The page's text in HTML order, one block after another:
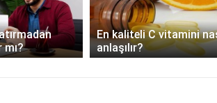
mı?
En kaliteli C vitamini
anlaşılır?